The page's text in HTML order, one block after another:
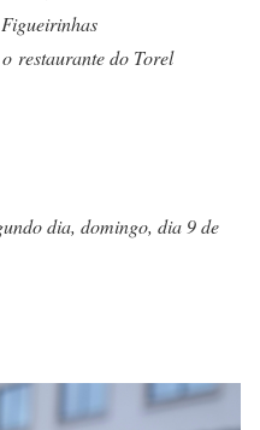
restaurante do Torel
dia, domingo, dia 9 de